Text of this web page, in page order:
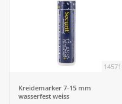
Bar
14571
Kreidemarker 7-15 mm
wasserfest weiss